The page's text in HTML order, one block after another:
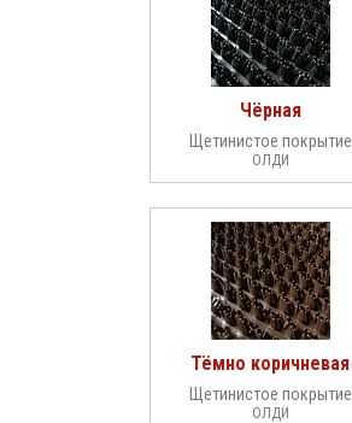
Чёрная
Щетинистое покрытие
ОЛДИ
Тёмно коричневая
Щетинистое покрытие
ОЛДИ